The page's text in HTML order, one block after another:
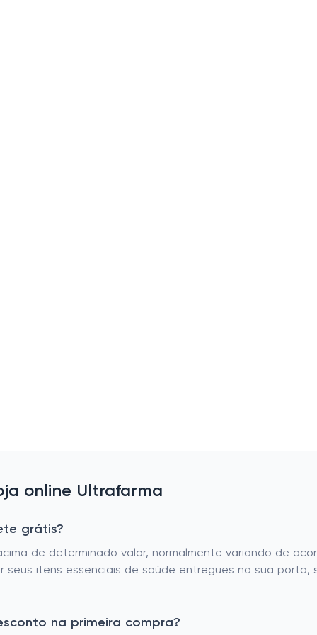
online Ultrafarma
grátis?
de determinado valor, normalmente variando de
itens essenciais de saúde entregues na sua porta,
na primeira compra?